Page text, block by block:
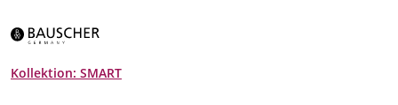
Kollektion: SMART